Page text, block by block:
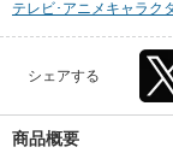
テレビ･アニメキャラク
シェアする
商品概要